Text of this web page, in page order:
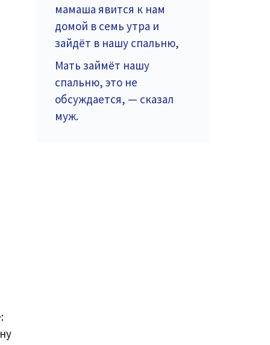
мамаша явится к нам
домой в семь утра и
зайдёт в нашу спальню,
Мать займёт нашу
спальню, это не
обсуждается, — сказал
муж.